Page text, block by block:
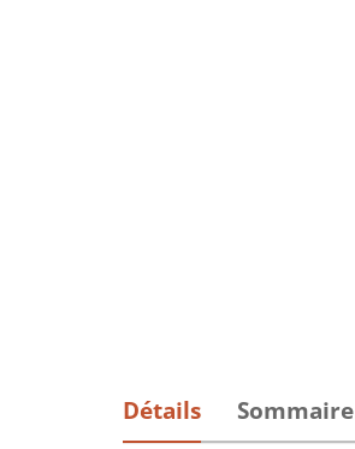
Détails Sommaire